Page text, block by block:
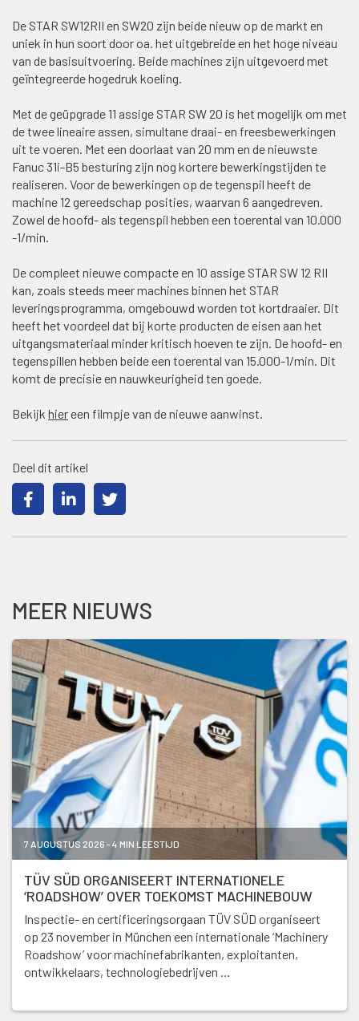
De STAR SW12RII en SW20 zijn beide nieuw op de markt en
uniek in hun soort door oa. het uitgebreide en het hoge niveau
van de basisuitvoering. Beide machines zijn uitgevoerd met
geïntegreerde hogedruk koeling.
Met de geüpgrade 11 assige STAR SW 20 is het mogelijk om met
de twee lineaire assen, simultane draai- en freesbewerkingen
uit te voeren. Met een doorlaat van 20 mm en de nieuwste
Fanuc 31i-B5 besturing zijn nog kortere bewerkingstijden te
realiseren. Voor de bewerkingen op de tegenspil heeft de
machine 12 gereedschap posities, waarvan 6 aangedreven.
Zowel de hoofd- als tegenspil hebben een toerental van 10.000
-1/min.
De compleet nieuwe compacte en 10 assige STAR SW 12 RII
kan, zoals steeds meer machines binnen het STAR
leveringsprogramma, omgebouwd worden tot kortdraaier. Dit
heeft het voordeel dat bij korte producten de eisen aan het
uitgangsmateriaal minder kritisch hoeven te zijn. De hoofd- en
tegenspillen hebben beide een toerental van 15.000-1/min. Dit
komt de precisie en nauwkeurigheid ten goede.
Bekijk hiereen filmpje van de nieuwe aanwinst.
Deel dit artikel
MEER NIEUWS
7 AUGUSTUS 2026 - 4 MIN LEESTIJD
TÜV SÜD ORGANISEERT INTERNATIONELE
‘ROADSHOW’ OVER TOEKOMST MACHINEBOUW
Inspectie- en certificeringsorgaan TÜV SÜD organiseert
op 23 november in München een internationale ‘Machinery
Roadshow’ voor machinefabrikanten, exploitanten,
ontwikkelaars, technologiebedrijven …